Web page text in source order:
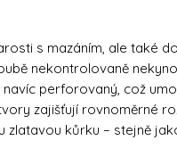
s mazáním, ale také
nekontrolovaně
perforovaný, což
zajišťují rovnoměrné
zlatavou kůrku – stejně